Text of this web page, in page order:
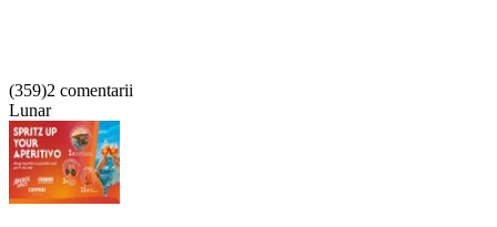
(359)2 comentarii
Lunar